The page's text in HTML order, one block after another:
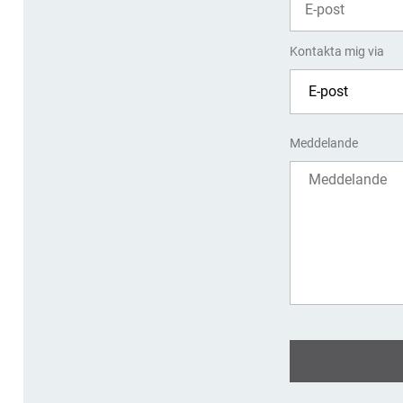
Kontakta mig via
Meddelande